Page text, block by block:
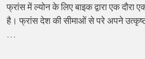
फ्रांस में ल्योन के लिए बाइक द्वारा एक
है। फ्रांस देश की सीमाओं से परे अपने
…